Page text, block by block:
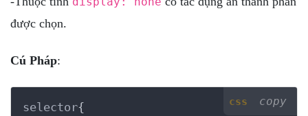
được chọn.
Cú Pháp:
css copy
selector{